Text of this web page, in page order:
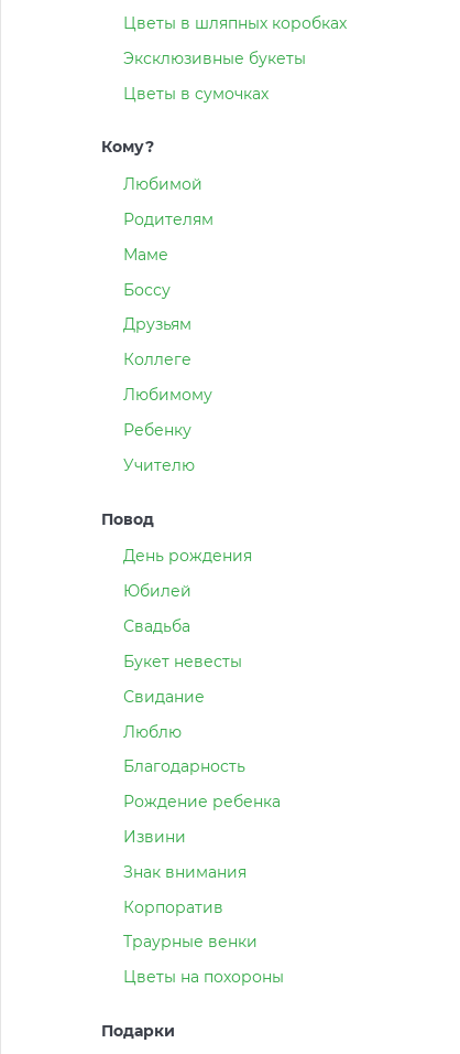
Цветы в шляпных коробках
Эксклюзивные букеты
Цветы в сумочках
Кому?
Любимой
Родителям
Маме
Боссу
Друзьям
Коллеге
Любимому
Ребенку
Учителю
Повод
День рождения
Юбилей
Свадьба
Букет невесты
Свидание
Люблю
Благодарность
Рождение ребенка
Извини
Знак внимания
Корпоратив
Траурные венки
Цветы на похороны
Подарки